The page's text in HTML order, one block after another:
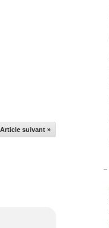
Article suivant »